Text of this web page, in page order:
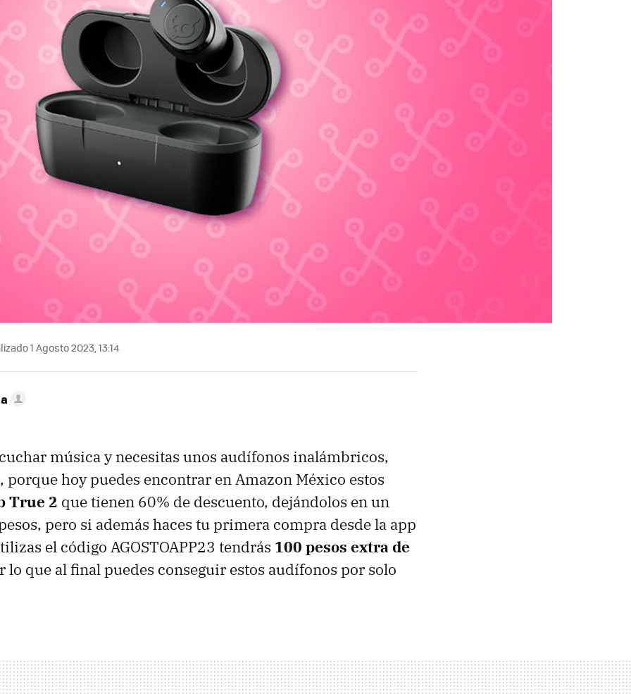
1 Agosto 2023, 13:14
música y necesitas unos audífonos inalámbricos,
porque hoy puedes encontrar en Amazon México estos
True 2 que tienen 60% de descuento, dejándolos en un
pero si además haces tu primera compra desde la app
el código AGOSTOAPP23 tendrás 100 pesos extra de
lo que al final puedes conseguir estos audífonos por solo